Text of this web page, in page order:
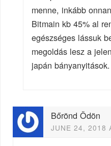
menne, inkább
Bitmain kb 45% al
egészséges lássuk
megoldás lesz a
japán bányanyitások.
Bőrönd Ödön
JUNE 24, 2018